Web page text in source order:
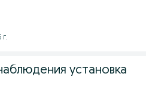
г.
установка